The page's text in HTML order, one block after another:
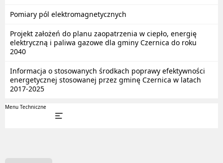
Pomiary pól elektromagnetycznych
Projekt założeń do planu zaopatrzenia w ciepło, energię
elektryczną i paliwa gazowe dla gminy Czernica do roku
2040
Informacja o stosowanych środkach poprawy efektywności
energetycznej stosowanej przez gminę Czernica w latach
2017-2025
Menu Techniczne